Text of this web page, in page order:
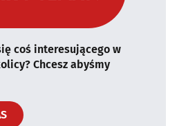
coś interesującego w
Chcesz abyśmy